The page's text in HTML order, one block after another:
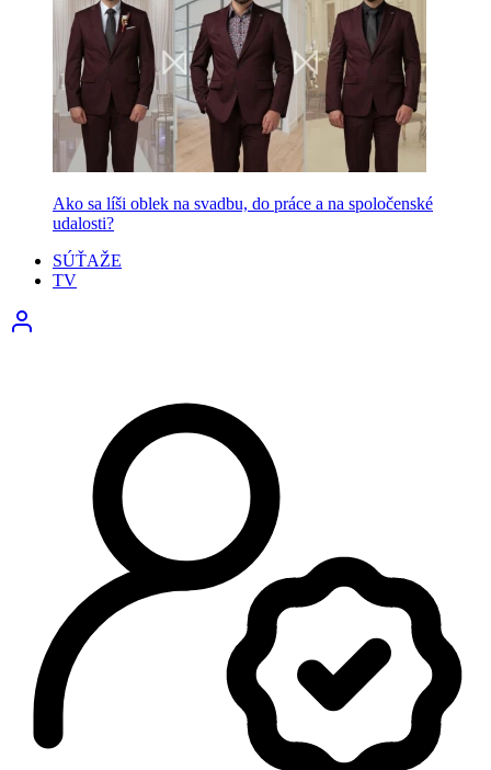
Ako sa líši oblek na svadbu, do práce a na spoločenské
udalosti?
SÚŤAŽE
TV